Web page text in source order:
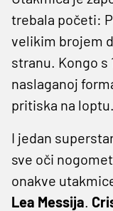
trebala početi:
velikim brojem
stranu. Kongo s
naslaganoj
pritiska na loptu.
I jedan
sve oči
onakve
Lea Messija.